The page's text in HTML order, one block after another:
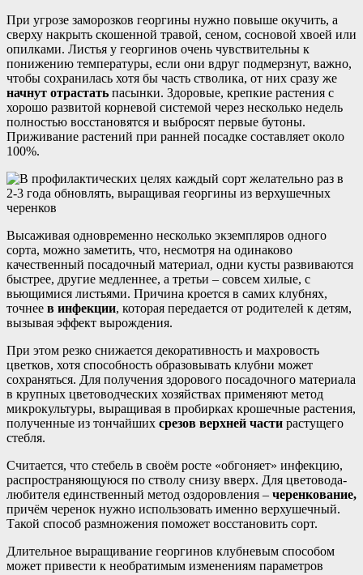
При угрозе заморозков георгины нужно повыше окучить, а
сверху накрыть скошенной травой, сеном, сосновой хвоей или
опилками. Листья у георгинов очень чувствительны к
понижению температуры, если они вдруг подмерзнут, важно,
чтобы сохранилась хотя бы часть стволика, от них сразу же
начнут отрастать пасынки. Здоровые, крепкие растения с
хорошо развитой корневой системой через несколько недель
полностью восстановятся и выбросят первые бутоны.
Приживание растений при ранней посадке составляет около
100%.
Высаживая одновременно несколько экземпляров одного
сорта, можно заметить, что, несмотря на одинаково
качественный посадочный материал, одни кусты развиваются
быстрее, другие медленнее, а третьи – совсем хилые, с
вьющимися листьями. Причина кроется в самих клубнях,
точнее в инфекции, которая передается от родителей к детям,
вызывая эффект вырождения.
При этом резко снижается декоративность и махровость
цветков, хотя способность образовывать клубни может
сохраняться. Для получения здорового посадочного материала
в крупных цветоводческих хозяйствах применяют метод
микрокультуры, выращивая в пробирках крошечные растения,
полученные из тончайших срезов верхней части растущего
стебля.
Считается, что стебель в своём росте «обгоняет» инфекцию,
распространяющуюся по стволу снизу вверх. Для цветовода-
любителя единственный метод оздоровления – черенкование,
причём черенок нужно использовать именно верхушечный.
Такой способ размножения поможет восстановить сорт.
Длительное выращивание георгинов клубневым способом
может привести к необратимым изменениям параметров